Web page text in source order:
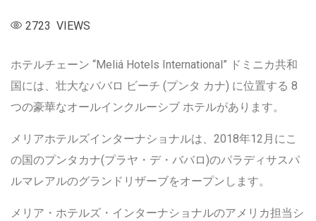
2723 VIEWS
ホテルチェーン “Meliá Hotels International” ドミニカ共和
国には、壮大なババロ ビーチ (プンタ カナ) に位置する 8
つの豪華なオールインクルーシブ ホテルがあります。
メリアホテルズインターナショナルは、2018年12月にこ
の国のプンタカナ(プラヤ・デ・ババロ)のパラディサスパ
ルマレアルのグランドリザーブをオープンします。
メリア・ホテルズ・インターナショナルのアメリカ担当シ